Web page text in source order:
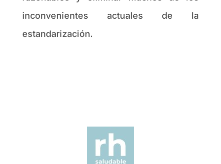
inconvenientes actuales de la
estandarización.